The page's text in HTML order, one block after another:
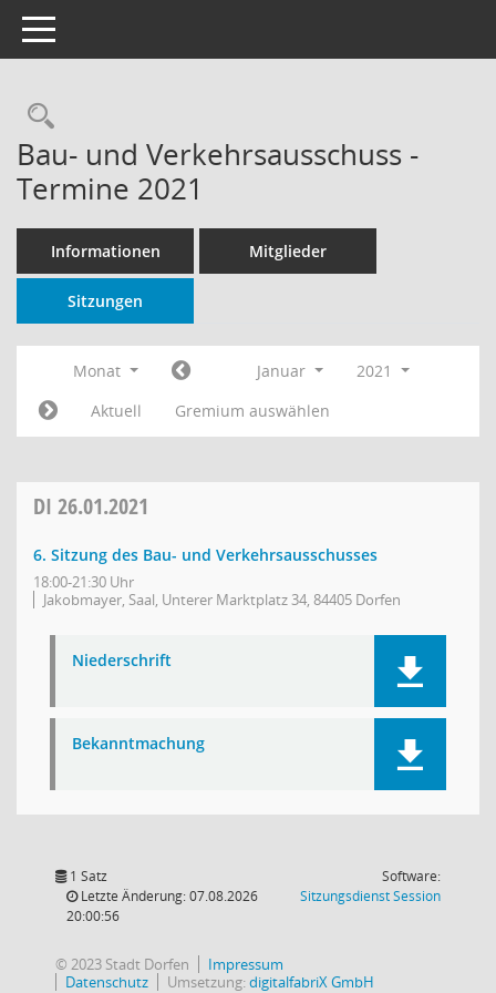
Toggle navigation
Rechercheauswahl
Bau- und Verkehrsausschuss -
Termine 2021
Informationen Mitglieder
Sitzungen
Monat Januar
2021
Aktuell
Gremium auswählen
DI 26.01.2021
6. Sitzung des Bau- und Verkehrsausschusses
18:00-21:30 Uhr
Jakobmayer, Saal, Unterer Marktplatz 34, 84405 Dorfen
Niederschrift
Bekanntmachung
1 Satz
Letzte Änderung: 07.08.2026
20:00:56
Software:
SitzungsdienstSession(Wird in
© 2023 Stadt Dorfen
Impressum
Datenschutz
Umsetzung:digitalfabriX GmbH